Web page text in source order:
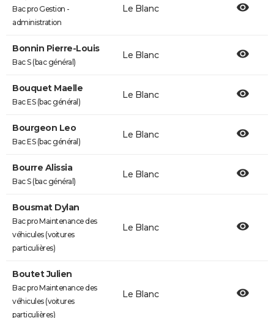
Bac pro Gestion -
administration
Le Blanc
Bonnin Pierre-Louis
Bac S (bac général)
Le Blanc
Bouquet Maelle
Bac ES (bac général)
Le Blanc
Bourgeon Leo
Bac ES (bac général)
Le Blanc
Bourre Alissia
Bac S (bac général)
Le Blanc
Bousmat Dylan
Bac pro Maintenance des
véhicules (voitures
particulières)
Le Blanc
Boutet Julien
Bac pro Maintenance des
véhicules (voitures
particulières)
Le Blanc